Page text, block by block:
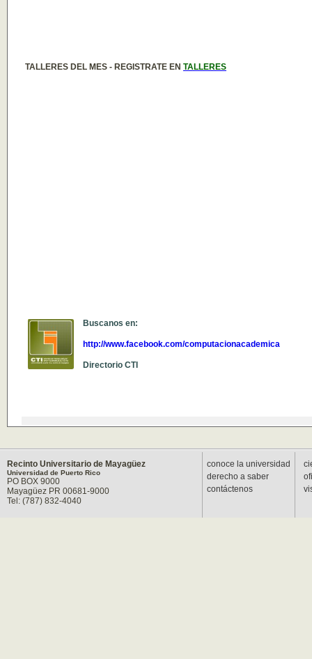
TALLERES DEL MES - REGISTRATE EN TALLERES
Buscanos en:
http://www.facebook.com/computacionacademica
Directorio CTI
Recinto Universitario de Mayagüez
Universidad de Puerto Rico
PO BOX 9000
Mayagüez PR 00681-9000
Tel: (787) 832-4040
conoce la universidad
derecho a saber
contáctenos